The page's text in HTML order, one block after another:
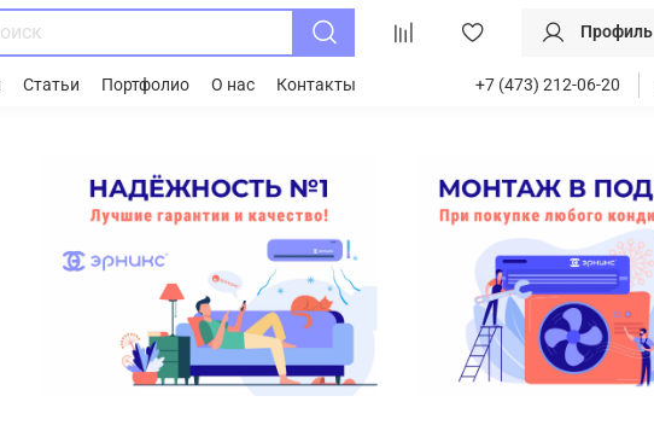
Профиль
Статьи Портфолио О нас Контакты +7 (473) 212-06-20